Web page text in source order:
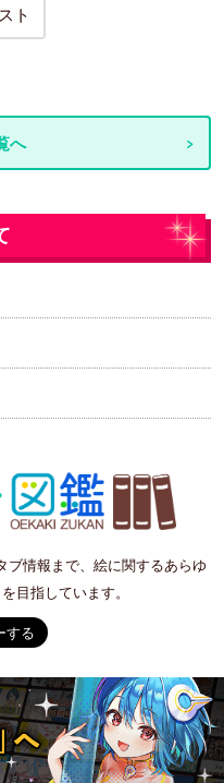
ト
へ
ブ情報まで、絵に関するあらゆ
目指しています。